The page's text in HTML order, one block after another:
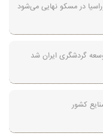
در مسکو نهایی می‌شود
گردشگری ایران شد
کشور